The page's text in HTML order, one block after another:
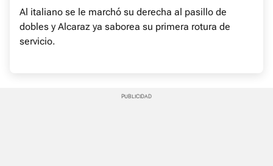
Al italiano se le marchó su derecha al pasillo de
dobles y Alcaraz ya saborea su primera rotura de
servicio.